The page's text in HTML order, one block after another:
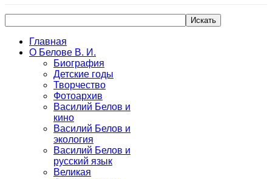
Искать
Главная
О Белове В. И.
Биография
Детские годы
Творчество
Фотоархив
Василий Белов и
кино
Василий Белов и
экология
Василий Белов и
русский язык
Великая